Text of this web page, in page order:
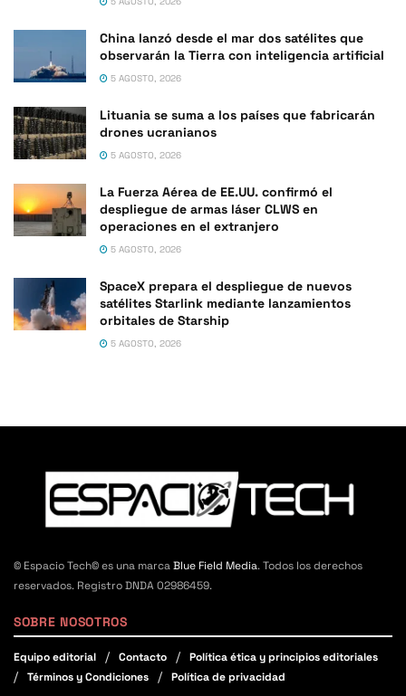
China lanzó desde el mar dos satélites que
observarán la Tierra con inteligencia artificial
5 AGOSTO, 2026
Lituania se suma a los países que fabricarán
drones ucranianos
5 AGOSTO, 2026
La Fuerza Aérea de EE.UU. confirmó el
despliegue de armas láser CLWS en
operaciones en el extranjero
5 AGOSTO, 2026
SpaceX prepara el despliegue de nuevos
satélites Starlink mediante lanzamientos
orbitales de Starship
5 AGOSTO, 2026
© Espacio Tech© es una marcaBlue Field Media. Todos los derechos
reservados. Registro DNDA 02986459.
SOBRE NOSOTROS
Equipo editorial Contacto
Política ética y principios editoriales
Términos y Condiciones
Política de privacidad